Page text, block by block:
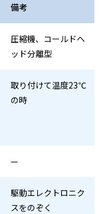
備考
圧縮機、コールドヘ
ッド分離型
取り付けて温度23℃
の時
—
駆動エレクトロニク
スをのぞく